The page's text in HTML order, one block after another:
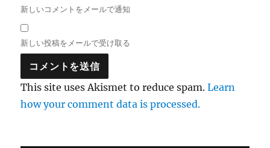
新しいコメントをメールで通知
新しい投稿をメールで受け取る
This site uses Akismet to reduce spam.Learn
how your comment data is processed.